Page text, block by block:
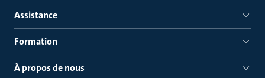
Assistance
Formation
À propos de nous